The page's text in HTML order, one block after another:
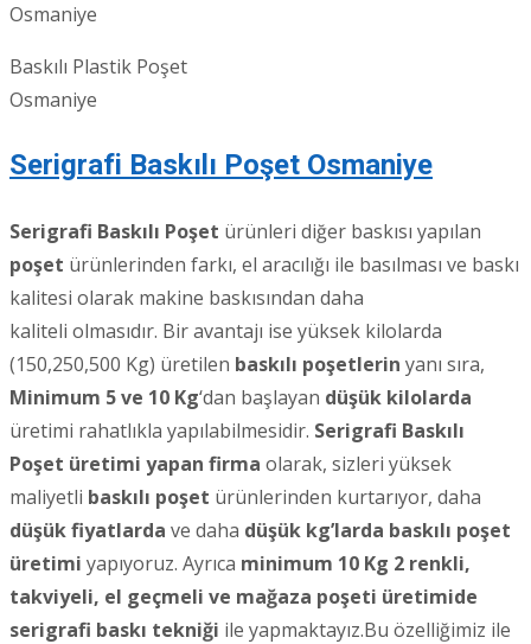
Baskılı Plastik Poşet
Osmaniye
Serigrafi Baskılı Poşet Osmaniye
Serigrafi Baskılı Poşet ürünleri diğer baskısı yapılan
poşet ürünlerinden farkı, el aracılığı ile basılması ve baskı
kalitesi olarak makine baskısından daha
kaliteli olmasıdır. Bir avantajı ise yüksek kilolarda
(150,250,500 Kg) üretilen baskılı poşetlerin yanı sıra,
Minimum 5 ve 10 Kg‘dan başlayan düşük kilolarda
üretimi rahatlıkla yapılabilmesidir. Serigrafi Baskılı
Poşet üretimi yapan firma olarak, sizleri yüksek
maliyetli baskılı poşet ürünlerinden kurtarıyor, daha
düşük fiyatlarda ve daha düşük kg’larda baskılı poşet
üretimi yapıyoruz. Ayrıca minimum 10 Kg 2 renkli,
takviyeli, el geçmeli ve mağaza poşeti üretimide
serigrafi baskı tekniği ile yapmaktayız.Bu özelliğimiz ile